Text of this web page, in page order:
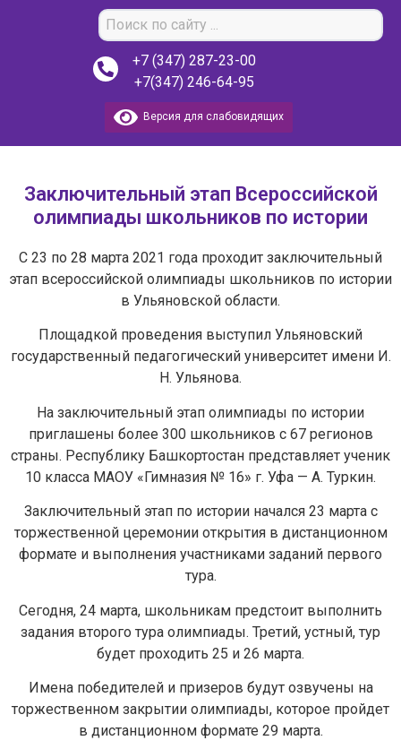
+7 (347) 287-23-00
+7(347) 246-64-95
Версия для слабовидящих
Заключительный этап Всероссийской
олимпиады школьников по истории
С 23 по 28 марта 2021 года проходит заключительный
этап всероссийской олимпиады школьников по истории
в Ульяновской области.
Площадкой проведения выступил Ульяновский
государственный педагогический университет имени И.
Н. Ульянова.
На заключительный этап олимпиады по истории
приглашены более 300 школьников с 67 регионов
страны. Республику Башкортостан представляет ученик
10 класса МАОУ «Гимназия № 16» г. Уфа — А. Туркин.
Заключительный этап по истории начался 23 марта с
торжественной церемонии открытия в дистанционном
формате и выполнения участниками заданий первого
тура.
Сегодня, 24 марта, школьникам предстоит выполнить
задания второго тура олимпиады. Третий, устный, тур
будет проходить 25 и 26 марта.
Имена победителей и призеров будут озвучены на
торжественном закрытии олимпиады, которое пройдет
в дистанционном формате 29 марта.
Задайте нам вопрос
Для заполнения данной формы включите
JavaScript в браузере.
Тема вопроса:*